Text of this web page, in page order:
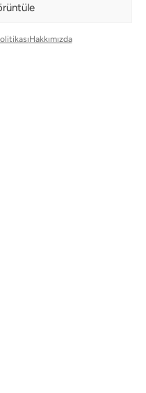
Hakkımızda
Satış Sözleşmesi
Bildirimi